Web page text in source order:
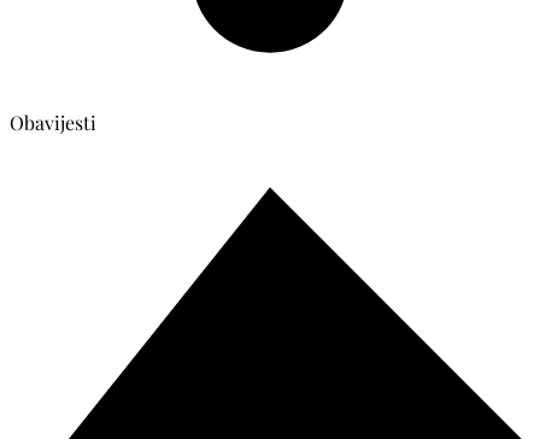
Obavijesti